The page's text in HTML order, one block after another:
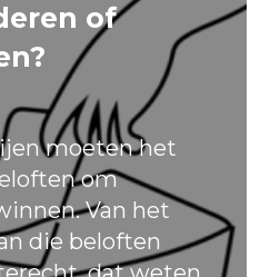
of
moeten het
om
Van het
die beloften